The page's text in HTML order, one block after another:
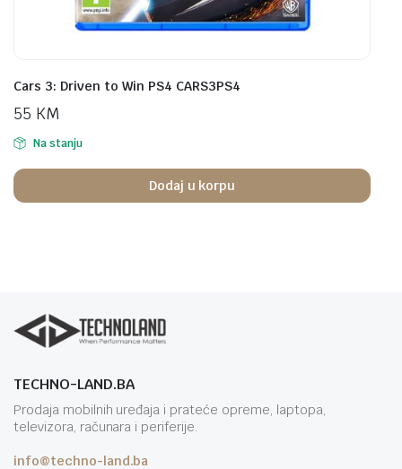
Cars 3: Driven to Win PS4 CARS3PS4
55 KM
Na stanju
Dodaj u korpu
TECHNO-LAND.BA
Prodaja mobilnih uređaja i prateće opreme, laptopa,
televizora, računara i periferije.
info@techno-land.ba